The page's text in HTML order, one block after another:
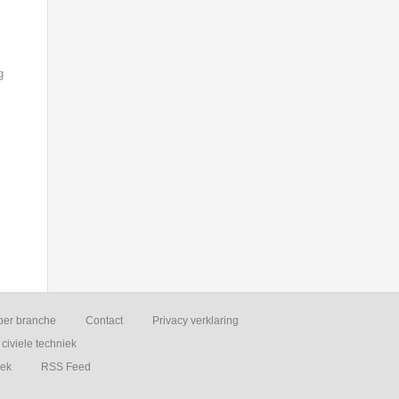
branche Contact
Privacy verklaring
techniek
RSS Feed